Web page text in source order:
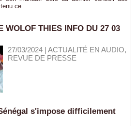
ce...
WOLOF THIES INFO DU 27 03
27/03/2024| ACTUALITÉ EN AUDIO,
REVUE DE PRESSE
s'impose difficilement